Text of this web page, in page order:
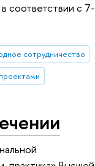
соответствии с 7-
сотрудничество